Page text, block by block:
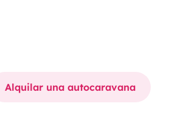
Alquilar una autocaravana